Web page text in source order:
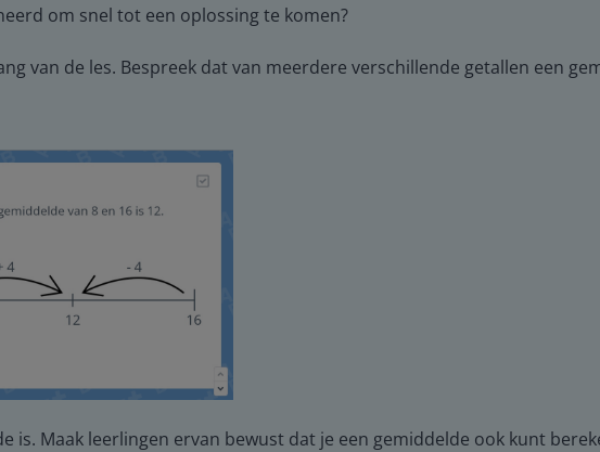
om snel tot een oplossing te komen?
van de les. Bespreek dat van meerdere verschillende getallen een
is. Maak leerlingen ervan bewust dat je een gemiddelde ook kunt